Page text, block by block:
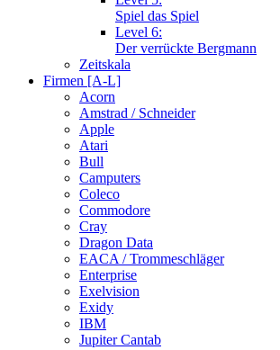
Spiel das Spiel
Level 6:
Der verrückte Bergmann
Zeitskala
Firmen [A-L]
Acorn
Amstrad / Schneider
Apple
Atari
Bull
Camputers
Coleco
Commodore
Cray
Dragon Data
EACA / Trommeschläger
Enterprise
Exelvision
Exidy
IBM
Jupiter Cantab